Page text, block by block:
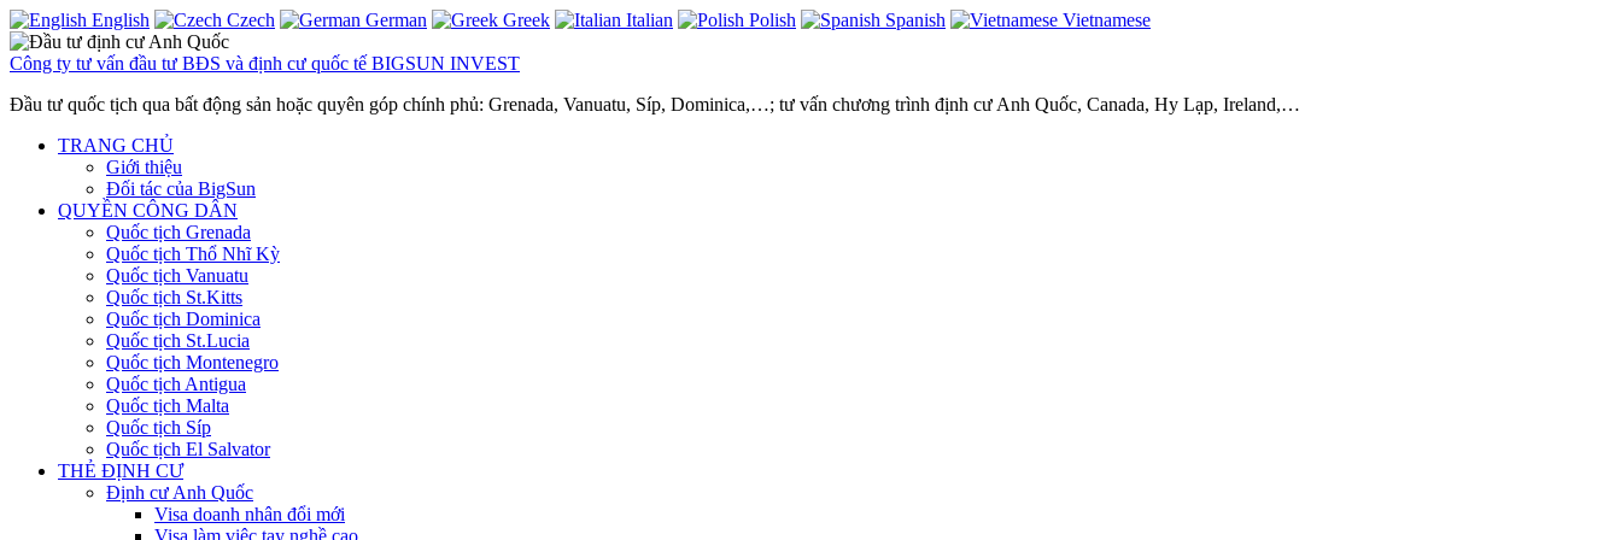
English Czech German Greek Italian Polish Spanish Vietnamese
Công ty tư vấn đầu tư BĐS và định cư quốc tế BIGSUN INVEST
Đầu tư quốc tịch qua bất động sản hoặc quyên góp chính phủ: Grenada, Vanuatu, Síp, Dominica,…; tư vấn chương trình định cư Anh Quốc, Canada, Hy Lạp, Ireland,…
TRANG CHỦ
Giới thiệu
Đối tác của BigSun
QUYỀN CÔNG DÂN
Quốc tịch Grenada
Quốc tịch Thổ Nhĩ Kỳ
Quốc tịch Vanuatu
Quốc tịch St.Kitts
Quốc tịch Dominica
Quốc tịch St.Lucia
Quốc tịch Montenegro
Quốc tịch Antigua
Quốc tịch Malta
Quốc tịch Síp
Quốc tịch El Salvator
THẺ ĐỊNH CƯ
Định cư Anh Quốc
Visa doanh nhân đổi mới
Visa làm việc tay nghề cao